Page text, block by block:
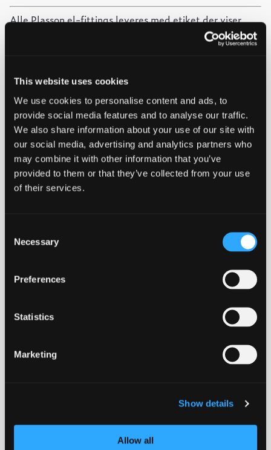
This website uses cookies
We use cookies to personalise content and ads, to
provide social media features and to analyse our traffic.
We also share information about your use of our site with
our social media, advertising and analytics partners who
may combine it with other information that you’ve
provided to them or that they’ve collected from your use
of their services.
Selection
Necessary
Preferences
Statistics
Marketing
Show details
Allow all
Alle Plasson el-fittings leveres med etiket der viser
stregkode til brug for svejsning samt stregkode, der
sikrer sporbarhed samt information om køletid. På
enkelte stykke fittings er kompatibelt med.
Ulefos anbefaler at disse produkter kun svejses af
montører med svejsecertifikat.
-
antal
+ Føj til forespørgsel
Lang levetid Stort svejseareal